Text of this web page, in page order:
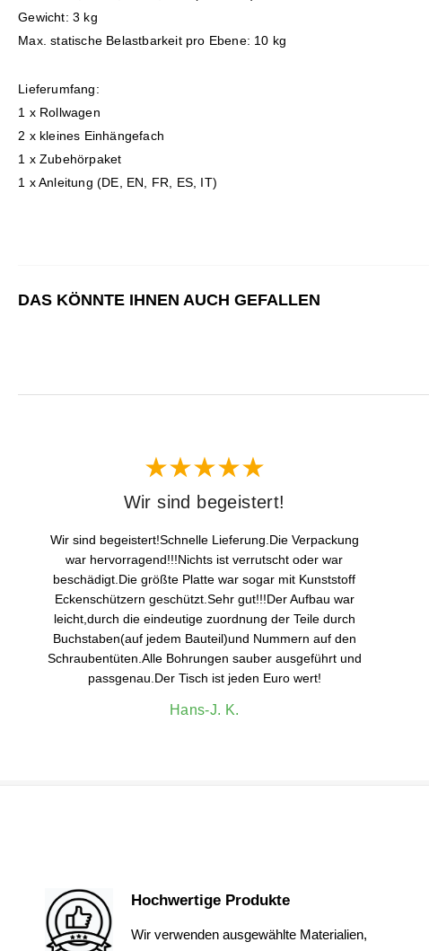
Gewicht: 3 kg
Max. statische Belastbarkeit pro Ebene: 10 kg
Lieferumfang:
1 x Rollwagen
2 x kleines Einhängefach
1 x Zubehörpaket
1 x Anleitung (DE, EN, FR, ES, IT)
DAS KÖNNTE IHNEN AUCH GEFALLEN
Wir sind begeistert!
Wir sind begeistert!Schnelle Lieferung.Die Verpackung
war hervorragend!!!Nichts ist verrutscht oder war
beschädigt.Die größte Platte war sogar mit Kunststoff
Eckenschützern geschützt.Sehr gut!!!Der Aufbau war
leicht,durch die eindeutige zuordnung der Teile durch
Buchstaben(auf jedem Bauteil)und Nummern auf den
Schraubentüten.Alle Bohrungen sauber ausgeführt und
passgenau.Der Tisch ist jeden Euro wert!
Hans-J. K.
Hochwertige Produkte
Wir verwenden ausgewählte Materialien,